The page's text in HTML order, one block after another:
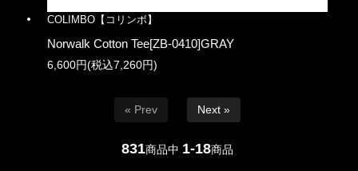
COLIMBO【コリンボ】
Norwalk Cotton Tee[ZB-0410]GRAY
6,600円(税込7,260円)
« Prev Next »
831商品中 1-18商品